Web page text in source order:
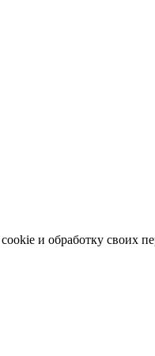
и обработку своих